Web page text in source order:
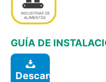
GUÍA DE
Descargar